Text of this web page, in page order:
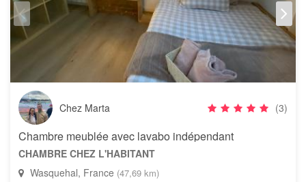
Chez Marta (3)
Chambre meublée avec lavabo indépendant
CHAMBRE CHEZ L'HABITANT
Wasquehal, France (47,69 km)